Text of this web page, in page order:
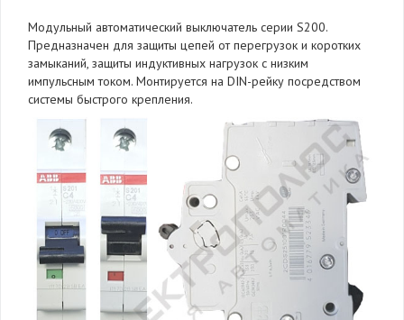
Модульный автоматический выключатель серии S200.
Предназначен для защиты цепей от перегрузок и коротких
замыканий, защиты индуктивных нагрузок с низким
импульсным током. Монтируется на DIN-рейку посредством
системы быстрого крепления.